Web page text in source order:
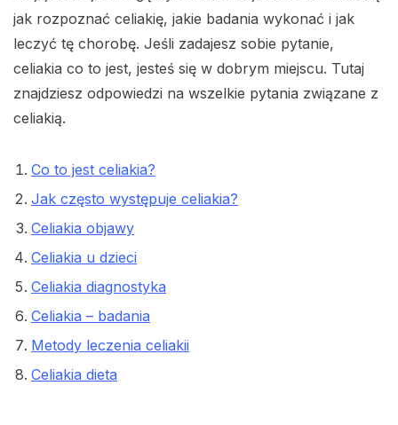
jak rozpoznać celiakię, jakie badania wykonać i jak
leczyć tę chorobę. Jeśli zadajesz sobie pytanie,
celiakia co to jest, jesteś się w dobrym miejscu. Tutaj
znajdziesz odpowiedzi na wszelkie pytania związane z
celiakią.
Co to jest celiakia?
Jak często występuje celiakia?
Celiakia objawy
Celiakia u dzieci
Celiakia diagnostyka
Celiakia – badania
Metody leczenia celiakii
Celiakia dieta